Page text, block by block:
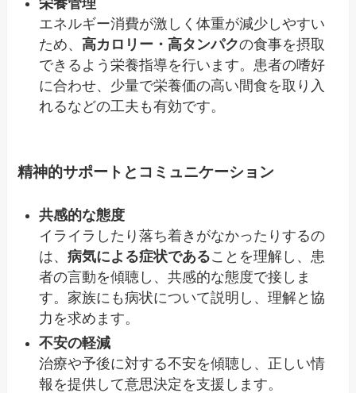
栄養管理
エネルギー消費が激しく体重が減少しやすい
ため、高カロリー・高タンパクの食事を摂取
できるよう栄養指導を行います。患者の嗜好
に合わせ、少量で栄養価の高い間食を取り入
れるなどの工夫も有効です。
精神的サポートとコミュニケーション
共感的な態度
イライラしたり落ち着きがなかったりするの
は、病気による症状であることを理解し、患
者の言動を傾聴し、共感的な態度で接しま
す。家族にも病状について説明し、理解と協
力を求めます。
不安の軽減
治療や予後に対する不安を傾聴し、正しい情
報を提供して意思決定を支援します。